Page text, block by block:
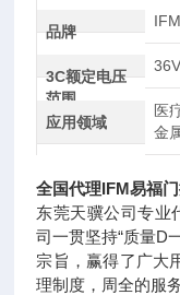
品牌
3C额定电压
范围
应用领域
医
金
全国代理IFM易福
东莞天骥公司专业
司一贯坚持“质量D
宗旨，赢得了广大
理制度，周全的服